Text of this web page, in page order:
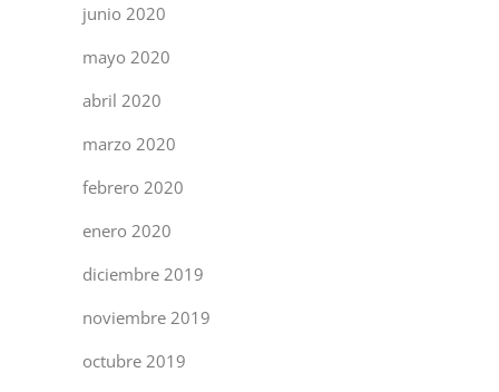
junio 2020
mayo 2020
abril 2020
marzo 2020
febrero 2020
enero 2020
diciembre 2019
noviembre 2019
octubre 2019